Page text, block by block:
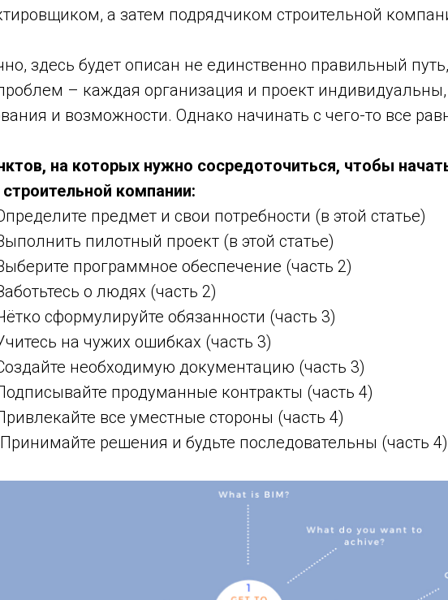
а затем подрядчиком строительной
здесь будет описан не единственно правильный
– каждая организация и проект
и возможности. Однако начинать с чего-то все
на которых нужно сосредоточиться, чтобы
строительной компании:
предмет и свои потребности (в этой статье)
пилотный проект (в этой статье)
программное обеспечение (часть 2)
о людях (часть 2)
сформулируйте обязанности (часть 3)
на чужих ошибках (часть 3)
необходимую документацию (часть 3)
продуманные контракты (часть 4)
все уместные стороны (часть 4)
решения и будьте последовательны (часть 4)